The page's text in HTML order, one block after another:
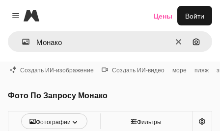
Close menu
Magnific
ОчиститьПоиск
Цены Войти
Создать ИИ-изображение Создать ИИ-видео море пляж
Фото По Запросу Монако
Фотографии Фильтры